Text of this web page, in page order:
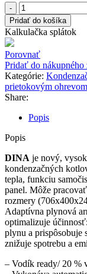
množstvo
BIASI
DINA
25
Pridať do košíka
Kalkulačka splátok
Porovnať
Pridať do nákupného
Kategórie:
prietokovým
Share:
Popis
Popis
DINA je nový,
kondenzačných
tepla, funkciu
panel. Môže
rozmery
Adaptívna plynová
optimalizuje
plynu a prispôsobuje
znižuje spotrebu a
– Vodík ready/ 20 %